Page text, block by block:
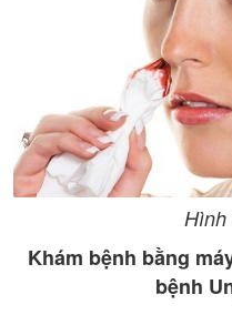
Hình
Khám bệnh bằng
bệnh